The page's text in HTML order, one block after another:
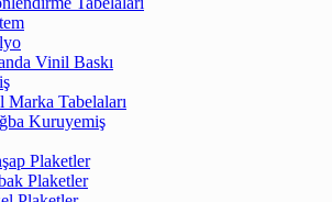
Vinil Baskı
Marka Tabelaları
Kuruyemiş
Plaketler
Plaketler